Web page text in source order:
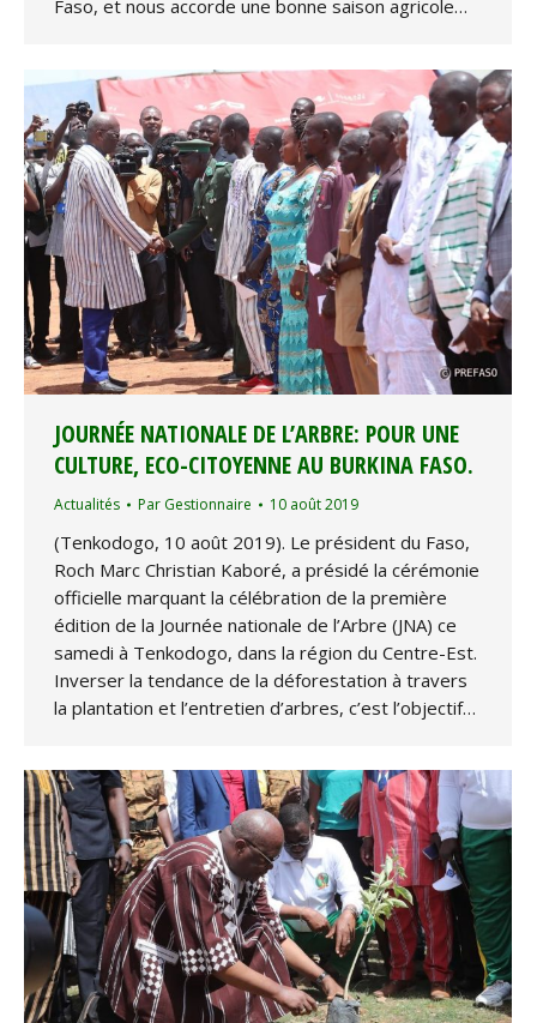
Faso, et nous accorde une bonne saison agricole…
JOURNÉE NATIONALE DE L’ARBRE: POUR UNE
CULTURE, ECO-CITOYENNE AU BURKINA FASO.
Actualités Par Gestionnaire 10 août 2019
(Tenkodogo, 10 août 2019). Le président du Faso,
Roch Marc Christian Kaboré, a présidé la cérémonie
officielle marquant la célébration de la première
édition de la Journée nationale de l’Arbre (JNA) ce
samedi à Tenkodogo, dans la région du Centre-Est.
Inverser la tendance de la déforestation à travers
la plantation et l’entretien d’arbres, c’est l’objectif…